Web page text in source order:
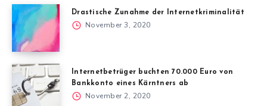
Drastische Zunahme der Internetkriminalität
November 3, 2020
Internetbetrüger buchten 70.000 Euro von
Bankkonto eines Kärntners ab
November 2, 2020